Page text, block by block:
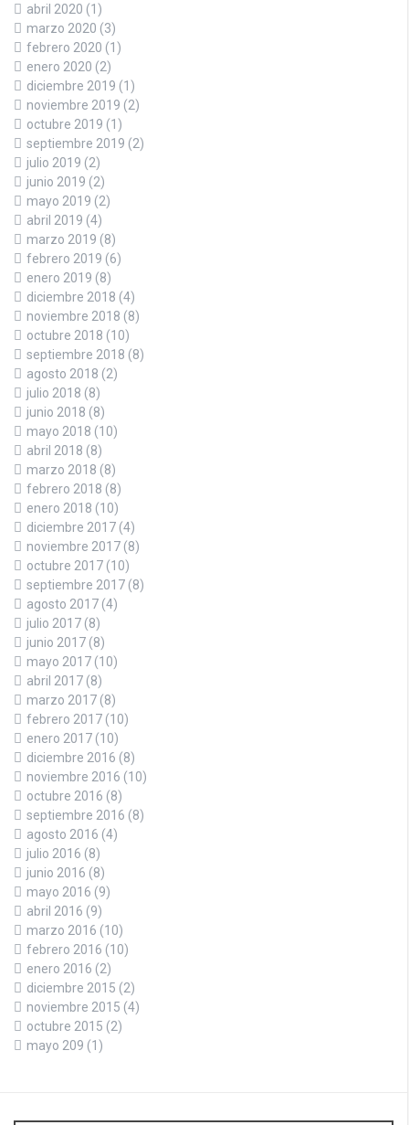
abril 2020 (1)
marzo 2020 (3)
febrero 2020 (1)
enero 2020 (2)
diciembre 2019 (1)
noviembre 2019 (2)
octubre 2019 (1)
septiembre 2019 (2)
julio 2019 (2)
junio 2019 (2)
mayo 2019 (2)
abril 2019 (4)
marzo 2019 (8)
febrero 2019 (6)
enero 2019 (8)
diciembre 2018 (4)
noviembre 2018 (8)
octubre 2018 (10)
septiembre 2018 (8)
agosto 2018 (2)
julio 2018 (8)
junio 2018 (8)
mayo 2018 (10)
abril 2018 (8)
marzo 2018 (8)
febrero 2018 (8)
enero 2018 (10)
diciembre 2017 (4)
noviembre 2017 (8)
octubre 2017 (10)
septiembre 2017 (8)
agosto 2017 (4)
julio 2017 (8)
junio 2017 (8)
mayo 2017 (10)
abril 2017 (8)
marzo 2017 (8)
febrero 2017 (10)
enero 2017 (10)
diciembre 2016 (8)
noviembre 2016 (10)
octubre 2016 (8)
septiembre 2016 (8)
agosto 2016 (4)
julio 2016 (8)
junio 2016 (8)
mayo 2016 (9)
abril 2016 (9)
marzo 2016 (10)
febrero 2016 (10)
enero 2016 (2)
diciembre 2015 (2)
noviembre 2015 (4)
octubre 2015 (2)
mayo 209 (1)